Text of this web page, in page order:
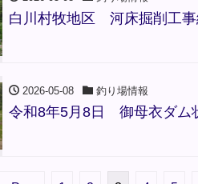
白川村牧地区 河床掘削工事
2026-05-08 釣り場情報
令和8年5月8日 御母衣ダム